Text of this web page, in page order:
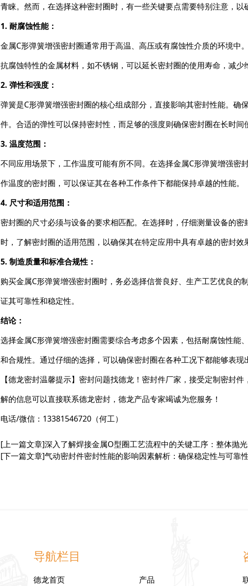
青睐。然而，在选择这种密封圈时，有一些关键要点需要特别注意，
1. 耐腐蚀性能：
金属C形弹簧增强密封圈通常用于高温、高压或有腐蚀性介质的环境
抗腐蚀特性的金属材料，如不锈钢，可以延长密封圈的使用寿命，减少
2. 弹性和强度：
弹簧是C形弹簧增强密封圈的核心组成部分，直接影响其密封性能。
件。合适的弹性可以保持密封性，而足够的强度则确保密封圈在长时间
3. 温度范围：
不同应用场景下，工作温度可能有所不同。在选择金属C形弹簧增强
作温度的密封圈，可以保证其在各种工作条件下都能保持卓越的性能。
4. 尺寸和适用范围：
密封圈的尺寸必须与设备的要求相匹配。在选择时，仔细测量设备的
时，了解密封圈的适用范围，以确保其在特定应用中具有卓越的密封效
5. 制造质量和标准合规性：
购买金属C形弹簧增强密封圈时，务必选择信誉良好、生产工艺优良
证其可靠性和稳定性。
结论：
选择金属C形弹簧增强密封圈需要综合考虑多个因素，包括耐腐蚀性
和合规性。通过仔细的选择，可以确保密封圈在各种工况下都能够表
【德龙密封温馨提示】密封问题找德龙！密封件厂家，接受定制密封
解的信息可以直接联系德龙密封，德龙产品专家竭诚为您服务！
电话/微信：13381546720（何工）
[上一篇文章]深入了解焊接金属O型圈工艺流程中的关键工序：整体抛
[下一篇文章]气动密封件密封性能的影响因素解析：确保稳定性与可靠
导航栏目
德龙首页 产品